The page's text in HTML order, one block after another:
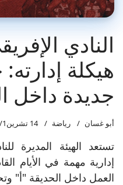
النادي
هيكلة
جديدة داخل
أبو غسان رياضة 14 تشرين1/أكتوير 2025
تستعد الهيئة المديرة
إدارية مهمة في الأيام
العمل داخل الحديقة "أ"